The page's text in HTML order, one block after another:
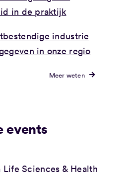
in de praktijk
industrie
in onze regio
Meer weten
events
Life Sciences & Health